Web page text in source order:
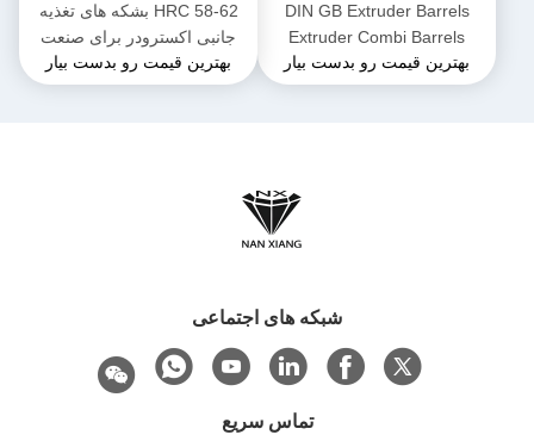
DIN GB Extruder Barrels
Extruder Combi Barrels
Extrusion برای اکستروژن دو
پیچ
بهترین قیمت رو بدست بیار
HRC 58-62 بشکه های تغذیه
جانبی اکسترودر برای صنعت
مواد غذایی و مواد غذایی
بهترین قیمت رو بدست بیار
شبکه های اجتماعی
تماس سریع